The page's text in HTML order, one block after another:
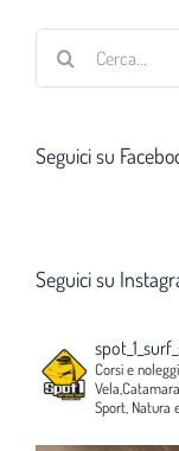
Seguici su
Seguici su
Corsi e
Sport, Natura